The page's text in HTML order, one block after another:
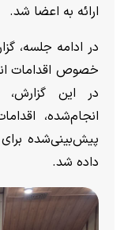
ارائه به اعضا شد.
در ادامه جلسه،
در این گزارش،
انجام‌شده،
پیش‌بینی‌شده
داده شد.